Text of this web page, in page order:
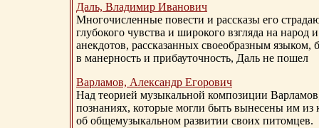
Даль, Владимир Иванович
Многочисленные повести и рассказы его
глубокого чувства и широкого взгляда на
анекдотов, рассказанных своеобразным
в манерность и прибауточность, Даль не пошел
Варламов, Александр Егорович
Над теорией музыкальной композиции
познаниях, которые могли быть вынесены им из
об общемузыкальном развитии своих питомцев.